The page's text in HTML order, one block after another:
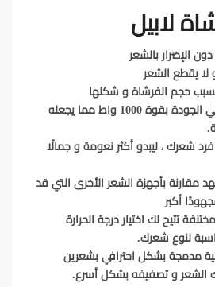
لابيل
الإضرار بالشعر
لا يقطعالشعر
حجم الفرشاة و شكلها
يأتي بمحرك كهربائي عالي الجودة بقوة 1000 واط مما يجعله
شعرك ، ليبدو أكثر نعومة و جمالًا
مقارنة بأجهزة الشعر الأخرى التي قد
أكبر
تتيح لك اختيار درجة الحرارة
لنوع شعرك.
مدمجة بشكل احترافي بشعرين
الشعرو تصفيفه بشكل أسرع.